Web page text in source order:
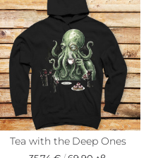
Tea with the Deep Ones